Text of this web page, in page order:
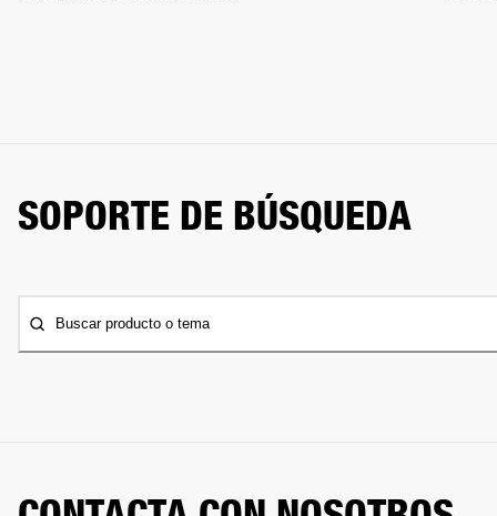
SOPORTE DE BÚSQUEDA
Buscar producto o tema